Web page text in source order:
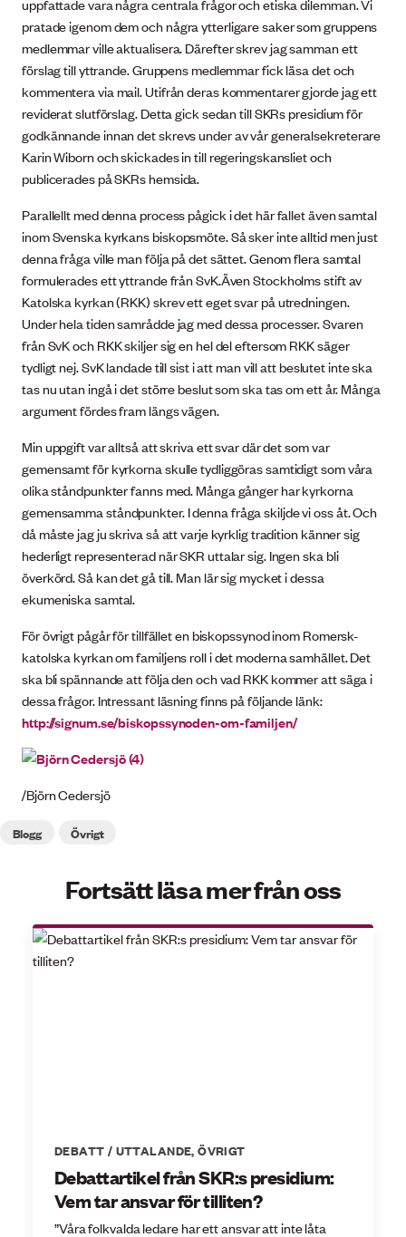
uppfattade vara några centrala frågor och etiska dilemman. Vi
pratade igenom dem och några ytterligare saker som gruppens
medlemmar ville aktualisera. Därefter skrev jag samman ett
förslag till yttrande. Gruppens medlemmar fick läsa det och
kommentera via mail. Utifrån deras kommentarer gjorde jag ett
reviderat slutförslag. Detta gick sedan till SKRs presidium för
godkännande innan det skrevs under av vår generalsekreterare
Karin Wiborn och skickades in till regeringskansliet och
publicerades på SKRs hemsida.
Parallellt med denna process pågick i det här fallet även samtal
inom Svenska kyrkans biskopsmöte. Så sker inte alltid men just
denna fråga ville man följa på det sättet. Genom flera samtal
formulerades ett yttrande från SvK.Även Stockholms stift av
Katolska kyrkan (RKK) skrev ett eget svar på utredningen.
Under hela tiden samrådde jag med dessa processer. Svaren
från SvK och RKK skiljer sig en hel del eftersom RKK säger
tydligt nej. SvK landade till sist i att man vill att beslutet inte ska
tas nu utan ingå i det större beslut som ska tas om ett år. Många
argument fördes fram längs vägen.
Min uppgift var alltså att skriva ett svar där det som var
gemensamt för kyrkorna skulle tydliggöras samtidigt som våra
olika ståndpunkter fanns med. Många gånger har kyrkorna
gemensamma ståndpunkter. I denna fråga skiljde vi oss åt. Och
då måste jag ju skriva så att varje kyrklig tradition känner sig
hederligt representerad när SKR uttalar sig. Ingen ska bli
överkörd. Så kan det gå till. Man lär sig mycket i dessa
ekumeniska samtal.
För övrigt pågår för tillfället en biskopssynod inom Romersk-
katolska kyrkan om familjens roll i det moderna samhället. Det
ska bli spännande att följa den och vad RKK kommer att säga i
dessa frågor. Intressant läsning finns på följande länk:
http://signum.se/biskopssynoden-om-familjen/
/Björn Cedersjö
Blogg Övrigt
Fortsätt läsa mer från oss
DEBATT / UTTALANDE,ÖVRIGT
Debattartikel från SKR:s presidium:
Vem tar ansvar för tilliten?
”Våra folkvalda ledare har ett ansvar att inte låta